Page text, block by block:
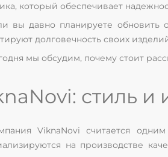
который обеспечивает
вы давно планируете
долговечность своих
мы обсудим, почему стоит
стиль
ViknaNovi считается
на производстве